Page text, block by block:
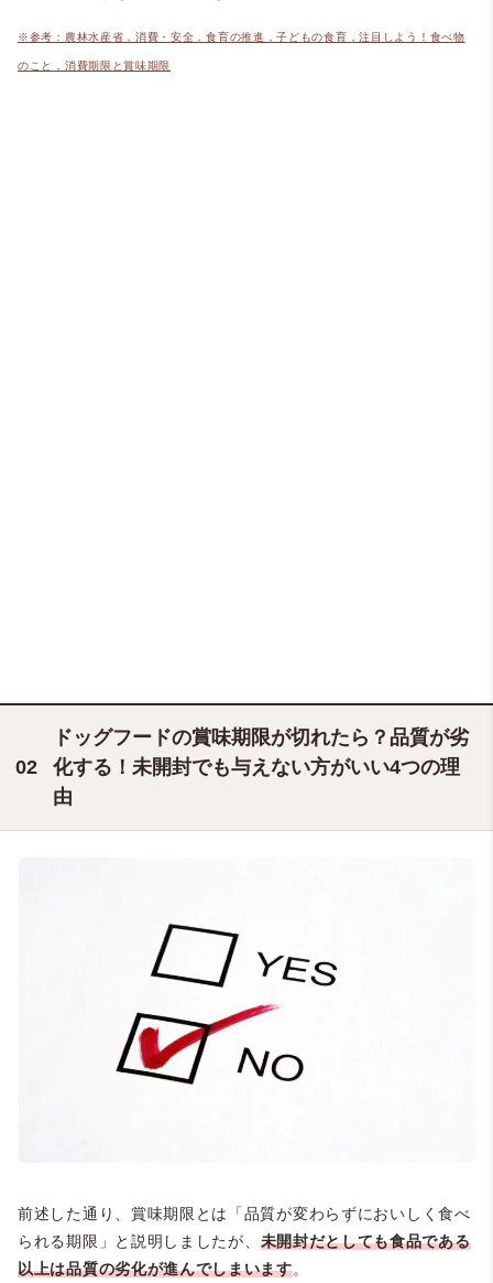
※参考：農林水産省，消費・安全，食育の推進，子どもの食育，注目しよう！食べ物
のこと，消費期限と賞味期限
ドッグフードの賞味期限が切れたら？品質が劣
化する！未開封でも与えない方がいい4つの理
由
前述した通り、賞味期限とは「品質が変わらずにおいしく食べ
られる期限」と説明しましたが、 未開封だとしても食品である
以上は品質の劣化が進んでしまいます。